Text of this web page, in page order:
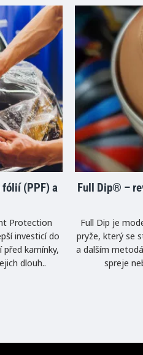
(PPF) a
Protection
investicí do
kamínky,
dlouh..
Full Dip® –
Full Dip je
pryže, který se
a dalším
spreje